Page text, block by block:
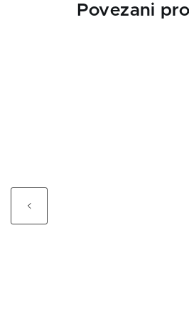
Povezani
Previous